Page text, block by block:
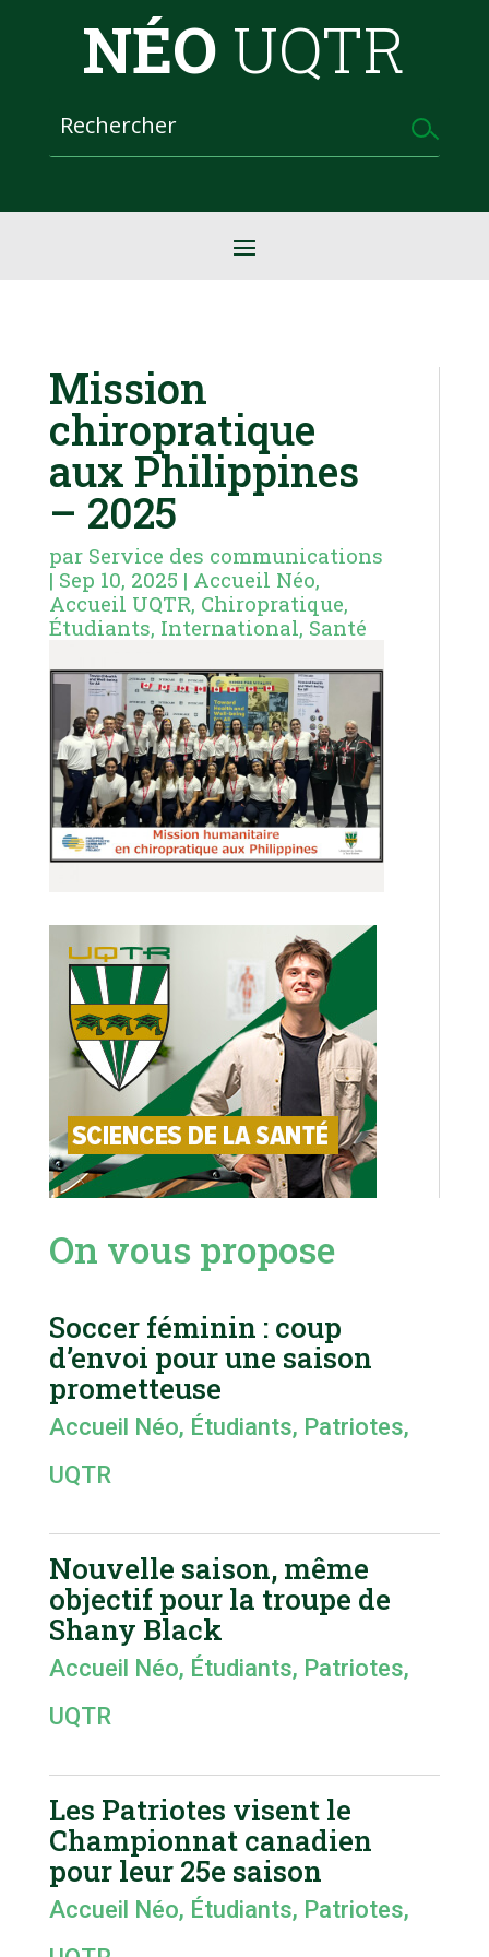
NÉO UQTR
Mission
chiropratique
aux Philippines
– 2025
par Service des communications
| Sep 10, 2025 | Accueil Néo,
Accueil UQTR, Chiropratique,
Étudiants, International, Santé
On vous propose
Soccer féminin : coup
d’envoi pour une saison
prometteuse
Accueil Néo, Étudiants, Patriotes,
UQTR
Nouvelle saison, même
objectif pour la troupe de
Shany Black
Accueil Néo, Étudiants, Patriotes,
UQTR
Les Patriotes visent le
Championnat canadien
pour leur 25e saison
Accueil Néo, Étudiants, Patriotes,